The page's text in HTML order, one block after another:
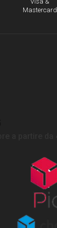
Mastercard